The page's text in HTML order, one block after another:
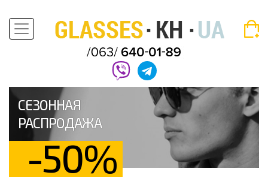
СЕЗОННАЯ
РАСПРОДАЖА
-50%